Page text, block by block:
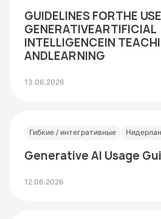
GUIDELINES FORTHE
GENERATIVEARTIFICIAL
INTELLIGENCEIN
ANDLEARNING
13.06.2026
Гибкие / интегративные
Generative AI Usage
12.06.2026